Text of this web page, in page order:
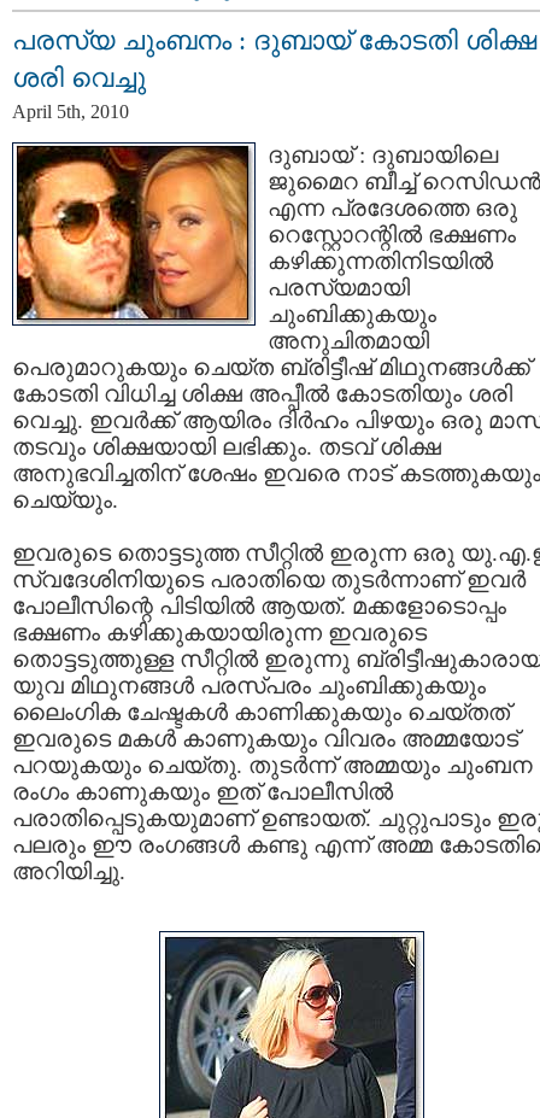
പരസ്യ ചുംബനം : ദുബായ്‌ കോടതി ശിക്ഷ
ശരി വെച്ചു
April 5th, 2010
ദുബായ്‌ : ദുബായിലെ
ജുമൈറ ബീച്ച്
എന്ന പ്രദേശത്തെ ഒരു
റെസ്റ്റോറന്റില്‍ ഭക്ഷണം
കഴിക്കുന്നതിനിടയില്‍
പരസ്യമായി
ചുംബിക്കുകയും
അനുചിതമായി
പെരുമാറുകയും ചെയ്ത ബ്രിട്ടീഷ്‌ മിഥുനങ്ങള്‍ക്ക്
കോടതി വിധിച്ച ശിക്ഷ അപ്പീല്‍ കോടതിയും ശരി
വെച്ചു. ഇവര്‍ക്ക്‌ ആയിരം ദിര്‍ഹം പിഴയും ഒരു
തടവും ശിക്ഷയായി ലഭിക്കും. തടവ്‌ ശിക്ഷ
അനുഭവിച്ചതിന് ശേഷം ഇവരെ നാട് കടത്തുകയും
ചെയ്യും.
ഇവരുടെ തൊട്ടടുത്ത സീറ്റില്‍ ഇരുന്ന ഒരു
സ്വദേശിനിയുടെ പരാതിയെ തുടര്‍ന്നാണ് ഇവര്‍
പോലീസിന്റെ പിടിയില്‍ ആയത്. മക്കളോടൊപ്പം
ഭക്ഷണം കഴിക്കുകയായിരുന്ന ഇവരുടെ
തൊട്ടടുത്തുള്ള സീറ്റില്‍ ഇരുന്നു
യുവ മിഥുനങ്ങള്‍ പരസ്പരം ചുംബിക്കുകയും
ലൈംഗിക ചേഷ്ടകള്‍ കാണിക്കുകയും ചെയ്തത്
ഇവരുടെ മകള്‍ കാണുകയും വിവരം അമ്മയോട്
പറയുകയും ചെയ്തു. തുടര്‍ന്ന് അമ്മയും ചുംബന
രംഗം കാണുകയും ഇത് പോലീസില്‍
പരാതിപ്പെടുകയുമാണ് ഉണ്ടായത്. ചുറ്റുപാടും
പലരും ഈ രംഗങ്ങള്‍ കണ്ടു എന്ന് അമ്മ
അറിയിച്ചു.